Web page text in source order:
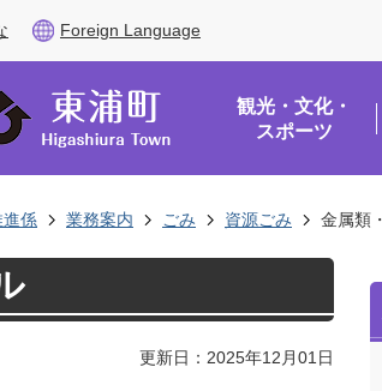
Foreign Language
観光・文化・
スポーツ
進係 業務案内 ごみ 資源ごみ 金属類
更新日：2025年12月01日